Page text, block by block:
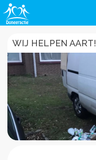
WIJ HELPEN AART!